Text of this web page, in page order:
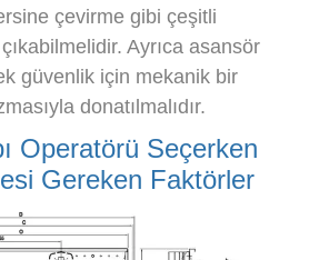
çevirme gibi çeşitli
Ayrıca asansör
güvenlik için mekanik bir
donatılmalıdır.
Operatörü Seçerken
Gereken Faktörler